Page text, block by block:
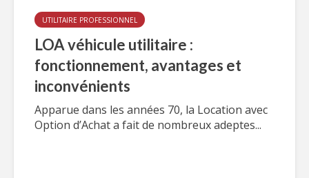
UTILITAIRE PROFESSIONNEL
LOA véhicule utilitaire :
fonctionnement, avantages et
inconvénients
Apparue dans les années 70, la Location avec
Option d’Achat a fait de nombreux adeptes...